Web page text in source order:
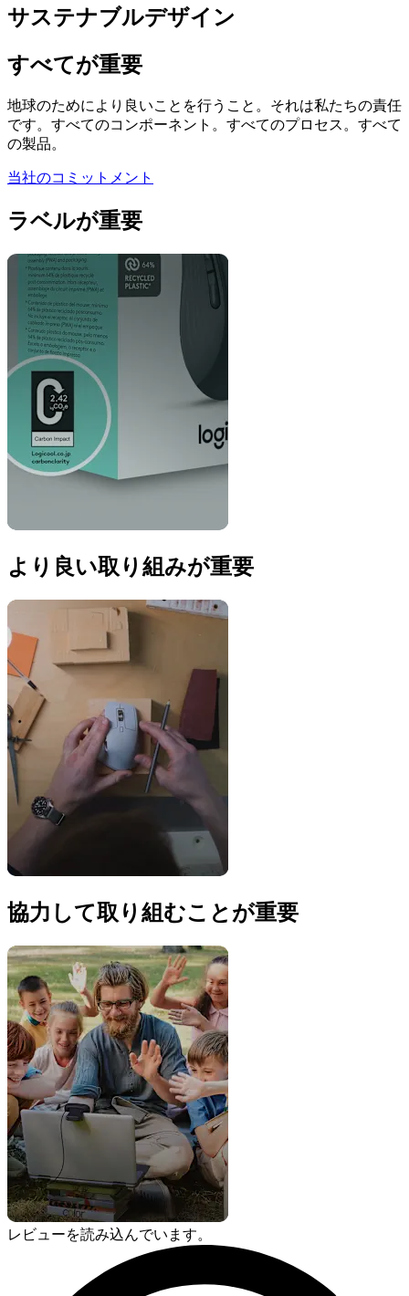
サステナブルデザイン
すべてが重要
地球のためにより良いことを行うこと。それは私たちの責任
です。すべてのコンポーネント。すべてのプロセス。すべて
の製品。
当社のコミットメント
ラベルが重要
より良い取り組みが重要
協力して取り組むことが重要
レビューを読み込んでいます。